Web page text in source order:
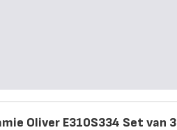
Oliver E310S334 Set van 3